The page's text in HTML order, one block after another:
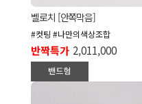
벨로치 [안쪽막음]
#컷팅 #나만의색상조합
반짝특가 2,011,000